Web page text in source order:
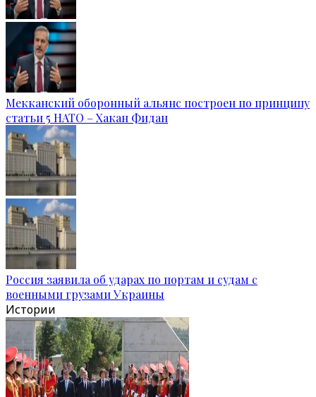
Мекканский оборонный альянс построен по принципу
статьи 5 НАТО – Хакан Фидан
Россия заявила об ударах по портам и судам с
военными грузами Украины
Истории